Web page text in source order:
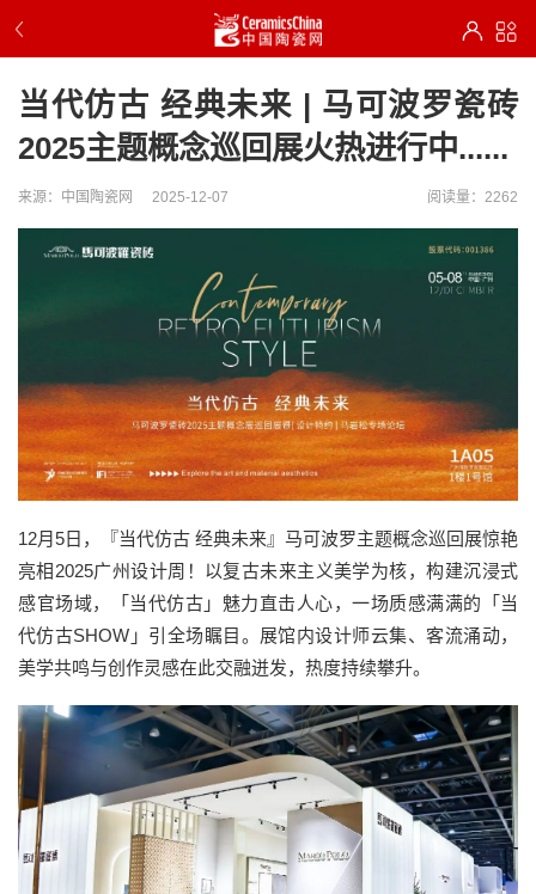
当代仿古 经典未来 | 马可波罗瓷砖
2025主题概念巡回展火热进行中......
来源：中国陶瓷网 2025-12-07 阅读量：2262
12月5日，『当代仿古 经典未来』马可波罗主题概念巡回展惊艳
亮相2025广州设计周！以复古未来主义美学为核，构建沉浸式
感官场域，「当代仿古」魅力直击人心，一场质感满满的「当
代仿古SHOW」引全场瞩目。展馆内设计师云集、客流涌动，
美学共鸣与创作灵感在此交融迸发，热度持续攀升。